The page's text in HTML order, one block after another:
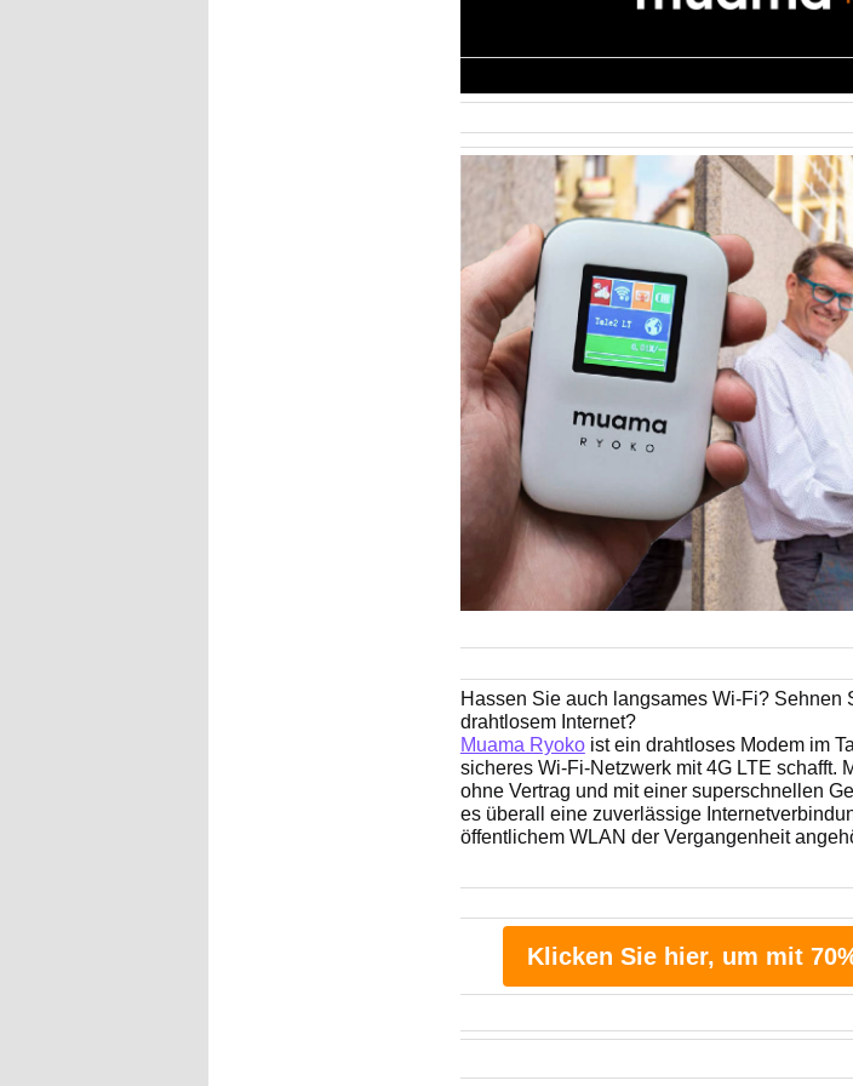
Hassen Sie auch langsames Wi-Fi? Sehnen
drahtlosem Internet?
Muama Ryokoist ein drahtloses Modem im
sicheres Wi-Fi-Netzwerk mit 4G LTE schafft.
ohne Vertrag und mit einer superschnellen
es überall eine zuverlässige
öffentlichem WLAN der Vergangenheit
Klicken Sie hier, um mit